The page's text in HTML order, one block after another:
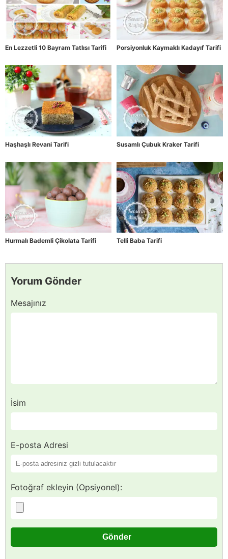
En Lezzetli 10 Bayram Tatlısı Tarifi Porsiyonluk Kaymaklı Kadayıf Tarifi
Haşhaşlı Revani Tarifi Susamlı Çubuk Kraker Tarifi
Hurmalı Bademli Çikolata Tarifi Telli Baba Tarifi
Yorum Gönder
Mesajınız
İsim
E-posta Adresi
Fotoğraf ekleyin (Opsiyonel):